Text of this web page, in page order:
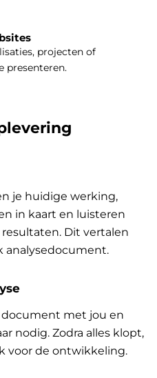
projecten of
presenteren.
je huidige werking,
in kaart en luisteren
Dit vertalen
analysedocument.
met jou en
nodig. Zodra alles klopt,
voor de ontwikkeling.